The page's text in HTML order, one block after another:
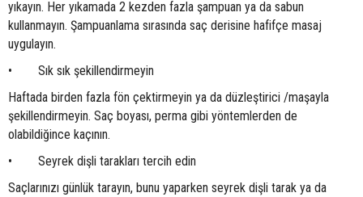
yıkayın. Her yıkamada 2 kezden fazla şampuan ya da sabun
kullanmayın. Şampuanlama sırasında saç derisine hafifçe masaj
uygulayın.
• Sık sık şekillendirmeyin
Haftada birden fazla fön çektirmeyin ya da düzleştirici /maşayla
şekillendirmeyin. Saç boyası, perma gibi yöntemlerden de
olabildiğince kaçının.
• Seyrek dişli tarakları tercih edin
Saçlarınızı günlük tarayın, bunu yaparken seyrek dişli tarak ya da